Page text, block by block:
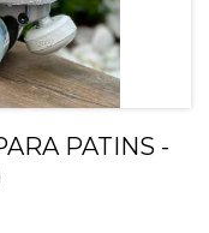
PATINS -